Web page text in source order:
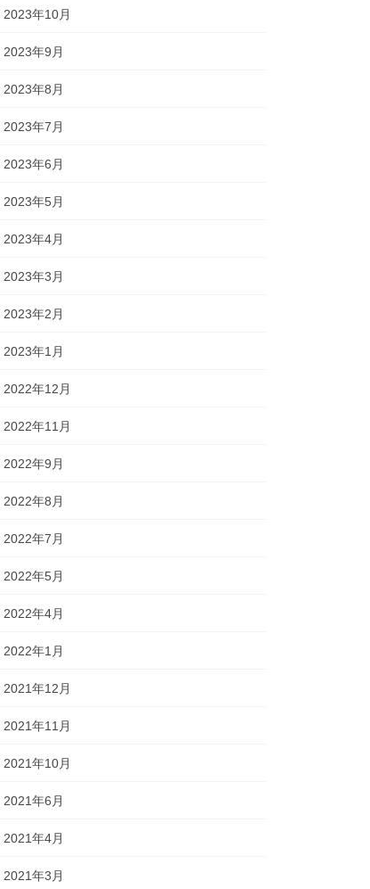
2023年10月
2023年9月
2023年8月
2023年7月
2023年6月
2023年5月
2023年4月
2023年3月
2023年2月
2023年1月
2022年12月
2022年11月
2022年9月
2022年8月
2022年7月
2022年5月
2022年4月
2022年1月
2021年12月
2021年11月
2021年10月
2021年6月
2021年4月
2021年3月